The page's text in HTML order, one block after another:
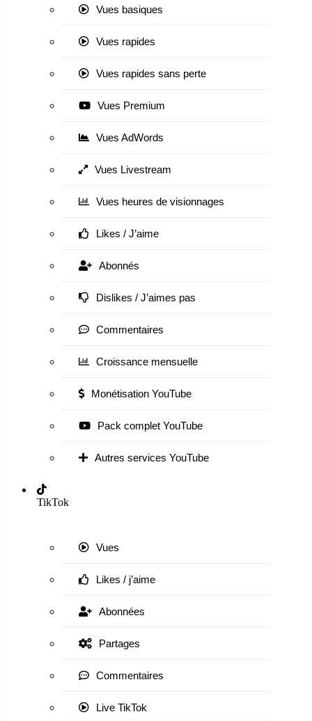
Vues basiques
Vues rapides
Vues rapides sans perte
Vues Premium
Vues AdWords
Vues Livestream
Vues heures de visionnages
Likes / J’aime
Abonnés
Dislikes / J’aimes pas
Commentaires
Croissance mensuelle
Monétisation YouTube
Pack complet YouTube
Autres services YouTube
TikTok
Vues
Likes / j’aime
Abonnées
Partages
Commentaires
Live TikTok